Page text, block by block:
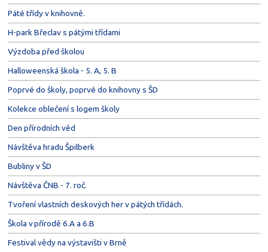
Páté třídy v knihovně.
H-park Břeclav s pátými třídami
Výzdoba před školou
Halloweenská škola - 5. A, 5. B
Poprvé do školy, poprvé do knihovny s ŠD
Kolekce oblečení s logem školy
Den přírodních věd
Návštěva hradu Špilberk
Bubliny v ŠD
Návštěva ČNB - 7. roč.
Tvoření vlastních deskových her v pátých třídách.
Škola v přírodě 6.A a 6.B
Festival vědy na výstavišti v Brně